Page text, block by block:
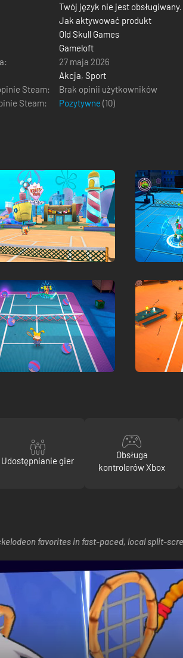
Twój język nie jest
Jak aktywować produkt
Old Skull Games
Gameloft
27 maja 2026
Akcja, Sport
Steam:
Brak opinii użytkowników
Steam:
Pozytywne (10)
Udostępnianie gier
Obsługa
kontrolerów Xbox
favorites in fast-paced, local split-